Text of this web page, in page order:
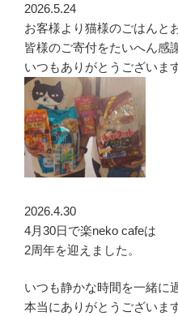
2026.5.24
お客様より猫様のごはんと
皆様のご寄付をたいへん感
いつもありがとうございま
2026.4.30
4月30日で楽neko cafeは
2周年を迎えました。
いつも静かな時間を一緒に
本当にありがとうございます